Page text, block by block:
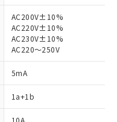
AC200V±10%
AC220V±10%
AC230V±10%
AC220～250V
5mA
1a+1b
10A
（10物質）の